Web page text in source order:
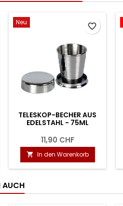
Neu
TELESKOP-BECHER AUS
EDELSTAHL - 75ML
11,90 CHF
 In den Warenkorb
favorite_border
AUCH